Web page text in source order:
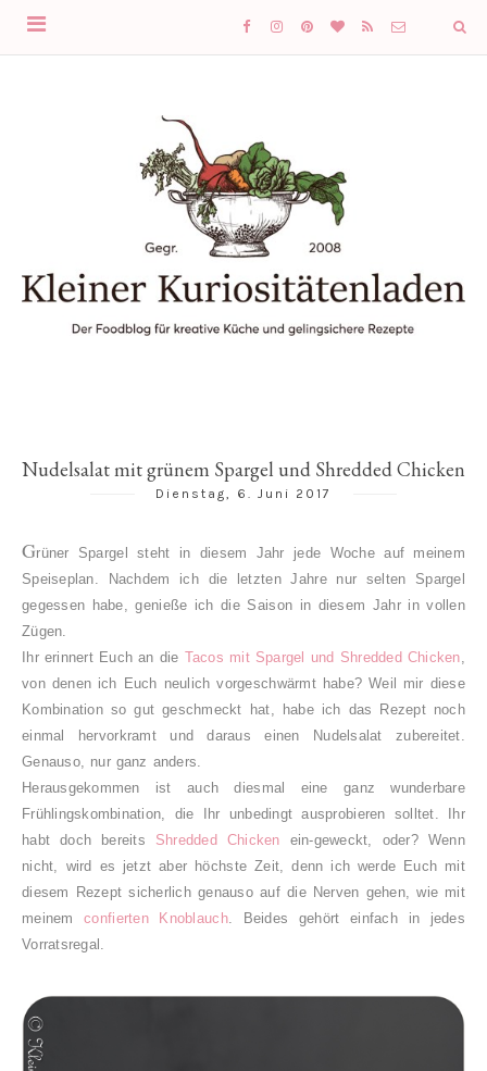
Nudelsalat mit grünem Spargel und Shredded Chicken
Dienstag, 6. Juni 2017
Grüner Spargel steht in diesem Jahr jede Woche auf meinem
Speiseplan. Nachdem ich die letzten Jahre nur selten Spargel
gegessen habe, genieße ich die Saison in diesem Jahr in vollen
Zügen.
Ihr erinnert Euch an die Tacos mit Spargel und Shredded Chicken,
von denen ich Euch neulich vorgeschwärmt habe? Weil mir diese
Kombination so gut geschmeckt hat, habe ich das Rezept noch
einmal hervor kramt und daraus einen Nudelsalat zubereitet.
Genauso, nur ganz anders.
Herausgekommen ist auch diesmal eine ganz wunderbare
Frühlingskombination, die Ihr unbedingt ausprobieren solltet. Ihr
habt doch bereits Shredded Chicken ein-geweckt, oder? Wenn
nicht, wird es jetzt aber höchste Zeit, denn ich werde Euch mit
diesem Rezept sicherlich genauso auf die Nerven gehen, wie mit
meinemconfierten Knoblauch. Beides gehört einfach in jedes
Vorratsregal.